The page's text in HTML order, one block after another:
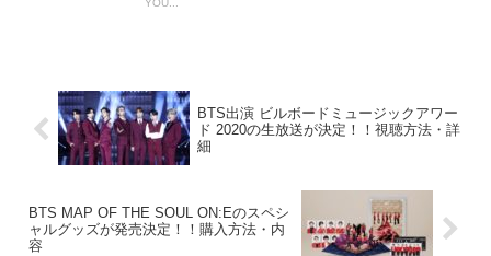
YOU...
BTS出演 ビルボードミュージックアワー
ド 2020の生放送が決定！！視聴方法・詳
細
BTS MAP OF THE SOUL ON:Eのスペシ
ャルグッズが発売決定！！購入方法・内
容